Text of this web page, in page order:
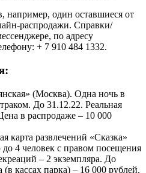
один оставшиеся от
распродажи. Справки/
по адресу
+ 7 910 484 1332.
(Москва). Одна ночь в
До 31.12.22. Реальная
в распродаже – 10 000
карта развлечений «Сказка»
4 человек с правом посещения
– 2 экземпляра. До
(в кассах парка) – 16 000 рублей.